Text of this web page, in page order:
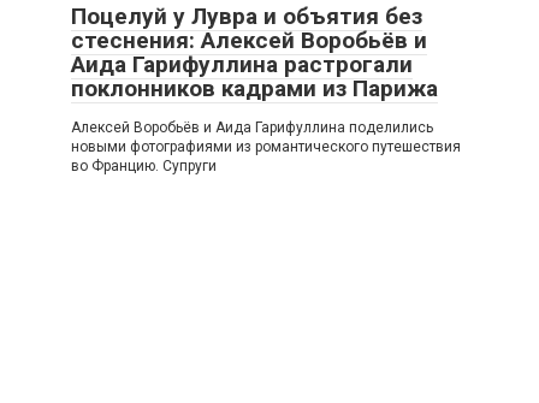
Поцелуй у Лувра и объятия без
стеснения: Алексей Воробьёв и
Аида Гарифуллина растрогали
поклонников кадрами из Парижа
Алексей Воробьёв и Аида Гарифуллина поделились
новыми фотографиями из романтического путешествия
во Францию. Супруги